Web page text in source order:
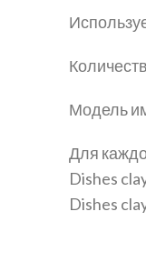
Модель
Для
Dishes
Dishes